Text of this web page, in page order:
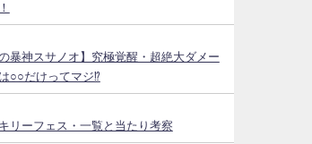
の暴神スサノオ】究極覚醒・超絶大ダメー
○○だけってマジ⁉
リーフェス・一覧と当たり考察